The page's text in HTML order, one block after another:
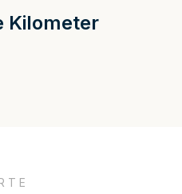
Kilometer